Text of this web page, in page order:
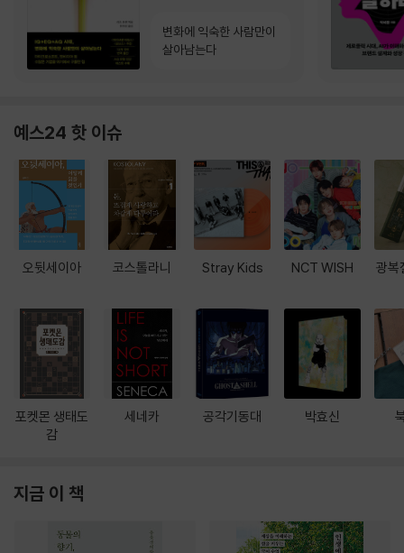
변화에 익숙한 사람만이
살아남는다
예스24 핫 이슈
오뒷세이아
포켓몬 생태도
감
코스톨라니
세네카
Stray Kids
공각기동대
NCT WISH
박효신
광복
지금 이 책